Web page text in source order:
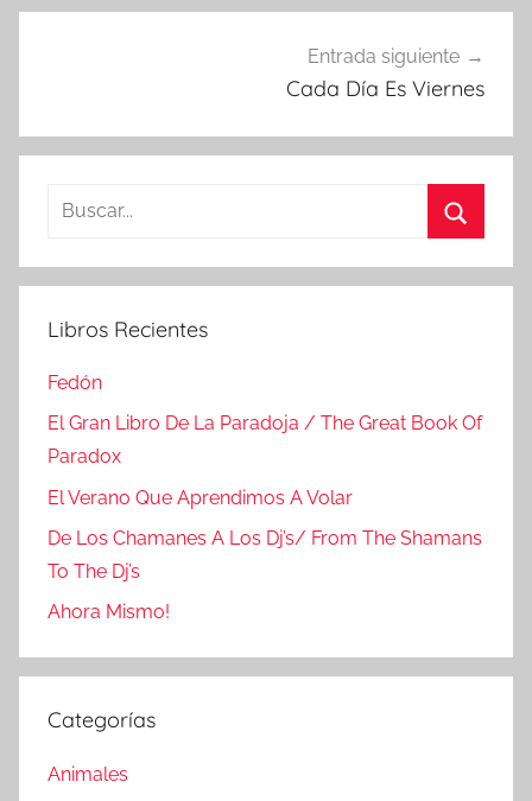
Entrada siguiente
Cada Día Es Viernes
Buscar:
Libros Recientes
Fedón
El Gran Libro De La Paradoja / The Great Book Of
Paradox
El Verano Que Aprendimos A Volar
De Los Chamanes A Los Dj’s/ From The Shamans
To The Dj’s
Ahora Mismo!
Categorías
Animales